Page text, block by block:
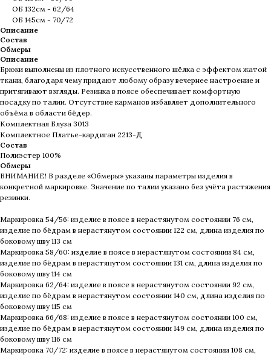
ОБ 132см - 62/64
ОБ 145см - 70/72
Описание
Состав
Обмеры
Описание
Брюки выполнены из плотного искусственного шёлка с эффектом жатой
ткани, благодаря чему придают любому образу вечернее настроение и
притягивают взгляды. Резинка в поясе обеспечивает комфортную
посадку по талии. Отсутствие карманов избавляет дополнительного
объёма в области бёдер.
Комплектная Блуза 3013
Комплектное Платье-кардиган 2213-Д
Состав
Полиэстер 100%
Обмеры
ВНИМАНИЕ! В разделе «Обмеры» указаны параметры изделия в
конкретной маркировке. Значение по талии указано без учёта растяжения
резинки.
Маркировка 54/56: изделие в поясе в нерастянутом состоянии 76 см,
изделие по бёдрам в нерастянутом состоянии 122 см, длина изделия по
боковому шву 113 см
Маркировка 58/60: изделие в поясе в нерастянутом состоянии 84 см,
изделие по бёдрам в нерастянутом состоянии 131 см, длина изделия по
боковому шву 114 см
Маркировка 62/64: изделие в поясе в нерастянутом состоянии 92 см,
изделие по бёдрам в нерастянутом состоянии 140 см, длина изделия по
боковому шву 115 см
Маркировка 66/68: изделие в поясе в нерастянутом состоянии 100 см,
изделие по бёдрам в нерастянутом состоянии 149 см, длина изделия по
боковому шву 116 см
Маркировка 70/72: изделие в поясе в нерастянутом состоянии 108 см,